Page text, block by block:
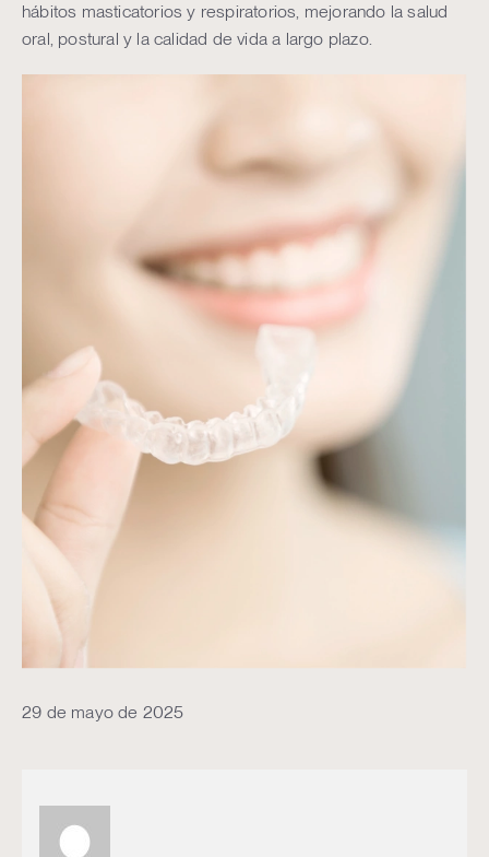
hábitos masticatorios y respiratorios, mejorando la salud
oral, postural y la calidad de vida a largo plazo.
29 de mayo de 2025